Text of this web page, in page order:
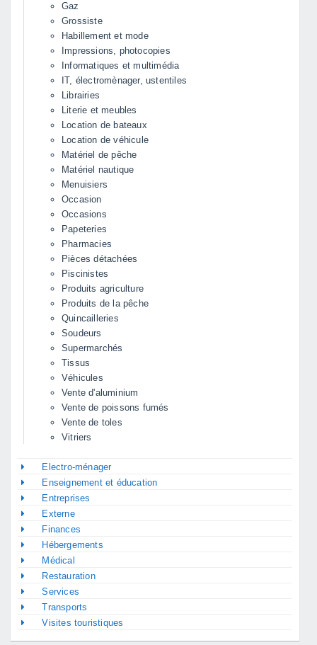
Gaz
Grossiste
Habillement et mode
Impressions, photocopies
Informatiques et multimédia
IT, électromènager, ustentiles
Librairies
Literie et meubles
Location de bateaux
Location de véhicule
Matériel de pêche
Matériel nautique
Menuisiers
Occasion
Occasions
Papeteries
Pharmacies
Pièces détachées
Piscinistes
Produits agriculture
Produits de la pêche
Quincailleries
Soudeurs
Supermarchés
Tissus
Véhicules
Vente d'aluminium
Vente de poissons fumés
Vente de toles
Vitriers
Electro-ménager
Enseignement et éducation
Entreprises
Externe
Finances
Hébergements
Médical
Restauration
Services
Transports
Visites touristiques